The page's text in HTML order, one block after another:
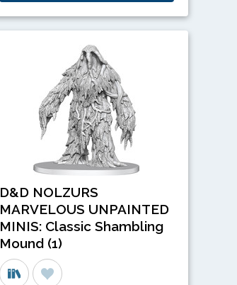
D&D NOLZURS
MARVELOUS UNPAINTED
MINIS: Classic Shambling
Mound (1)